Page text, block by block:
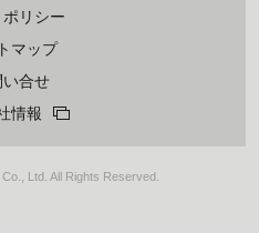
リシー
マップ
い合せ
情報
Ltd. All Rights Reserved.